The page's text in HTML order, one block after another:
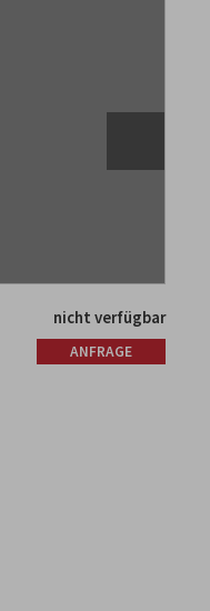
nicht verfügbar
ANFRAGE